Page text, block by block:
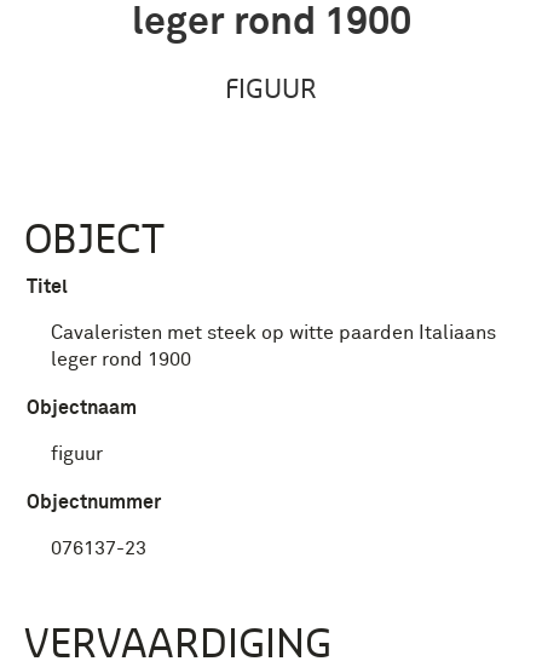
leger rond 1900
FIGUUR
OBJECT
Titel
Cavaleristen met steek op witte paarden Italiaans
leger rond 1900
Objectnaam
figuur
Objectnummer
076137-23
VERVAARDIGING